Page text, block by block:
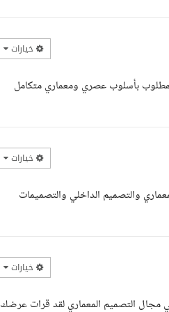
خيارات
بأسلوب عصري ومعماري متكامل
خيارات
عن 4 سنوات في مجال التصميم المعماري والتصميم الداخلي والتصميمات
خيارات
مجال التصميم المعماري لقد قرات عرضك